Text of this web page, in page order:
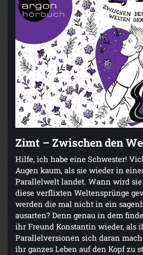
Zimt – Zwischen den
Hilfe, ich habe eine Schwester!
Augen kaum, als sie wieder in
Parallelwelt landet. Wann wird
diese verflixten Weltensprünge
werden die mal nicht in ein
ausarten? Denn genau in dem
ihr Freund Konstantin wieder, als
Parallelversionen sich daran
ihr ganzes Leben auf den Kopf zu